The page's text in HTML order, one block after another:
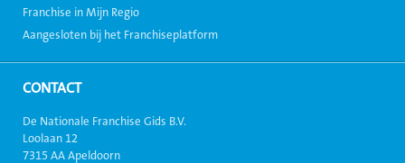
Franchise in Mijn Regio
Aangesloten bij het Franchiseplatform
CONTACT
De Nationale Franchise Gids B.V.
Loolaan 12
7315 AA Apeldoorn